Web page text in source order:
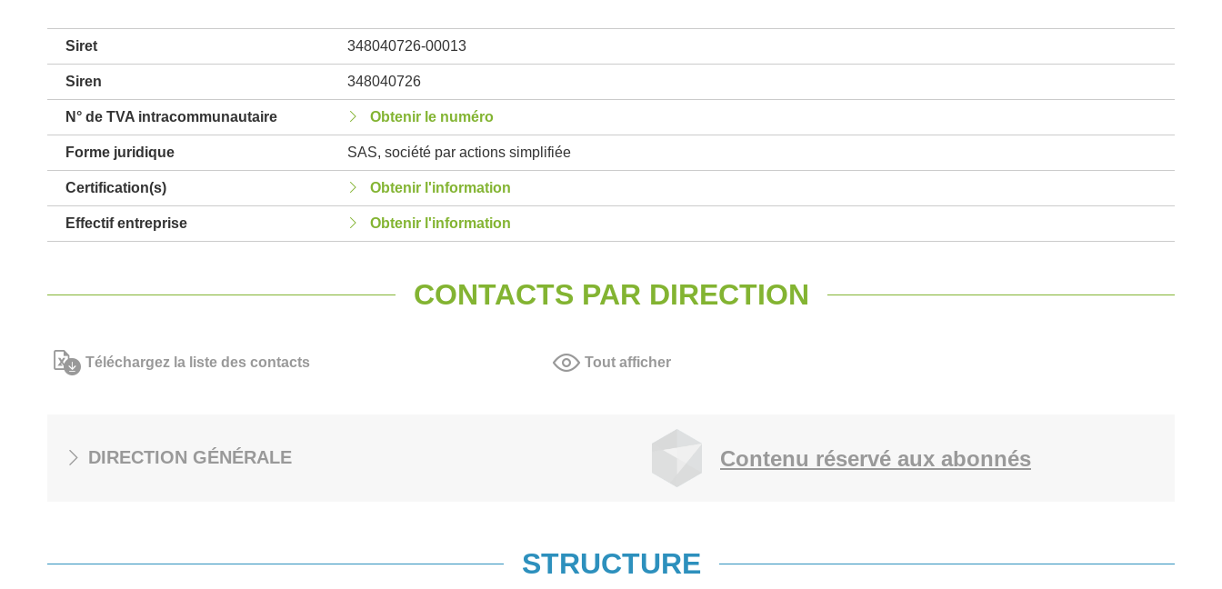
Siret 348040726-00013
Siren 348040726
N° de TVA intracommunautaire Obtenir le numéro
Forme juridique SAS, société par actions simplifiée
Certification(s) Obtenir l'information
Effectif entreprise Obtenir l'information
CONTACTS PAR DIRECTION
Téléchargez la liste des contacts Tout afficher
DIRECTION GÉNÉRALE Contenu réservé aux abonnés
STRUCTURE